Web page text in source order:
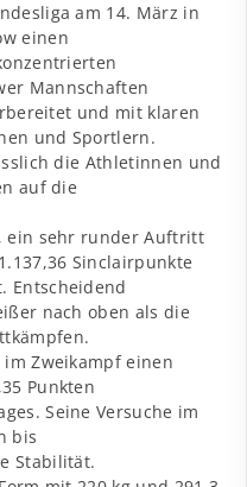
am 14. März in
einen
Mannschaften
und mit klaren
und Sportlern.
die Athletinnen und
auf die
ein sehr runder Auftritt
Sinclairpunkte
Entscheidend
nach oben als die
im Zweikampf einen
Punkten
Seine Versuche im
bis
Stabilität.